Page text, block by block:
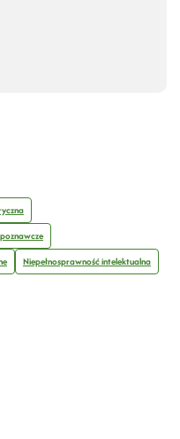
Niepełnosprawność intelektualna